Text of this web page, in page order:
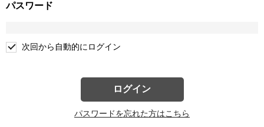
パスワード
次回から自動的にログイン
ログイン
パスワードを忘れた方はこちら